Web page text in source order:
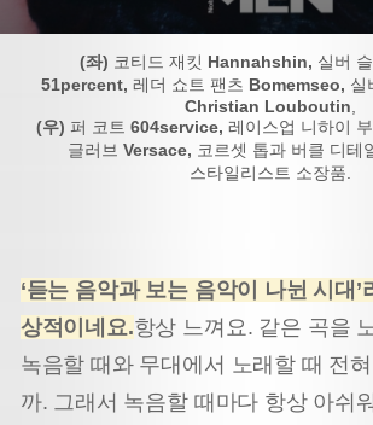
(좌) 코티드 재킷 Hannahshin, 실버
51percent, 레더 쇼트 팬츠 Bomemseo, 실
Christian Louboutin,
(우) 퍼 코트 604service, 레이스업 니하이
글러브 Versace, 코르셋 톱과 버클 디테
스타일리스트 소장품.
‘듣는 음악과 보는 음악이 나뉜 시대’
상적이네요.항상 느껴요. 같은 곡을
녹음할 때와 무대에서 노래할 때 전
까. 그래서 녹음할 때마다 항상 아쉬